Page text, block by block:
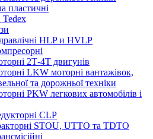
пластичні
Tedex
HLP и HVLP
2Т-4Т двигунів
LKW моторні вантажівок,
та дорожньої техніки
PKW легкових автомобілів і
CLP
STOU, UTTO та TDTO